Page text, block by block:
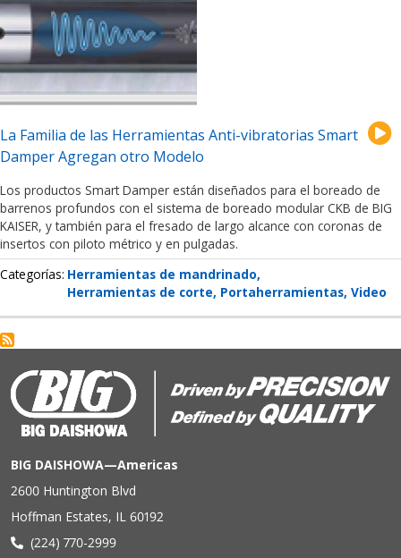
La Familia de las Herramientas Anti-vibratorias Smart
Damper Agregan otro Modelo
Los productos Smart Damper están diseñados para el boreado de
barrenos profundos con el sistema de boreado modular CKB de BIG
KAISER, y también para el fresado de largo alcance con coronas de
insertos con piloto métrico y en pulgadas.
Categorías Herramientas de mandrinado
Herramientas de corte Portaherramientas Video
BIG DAISHOWA—Americas
2600 Huntington Blvd
Hoffman Estates, IL 60192
(224) 770-2999